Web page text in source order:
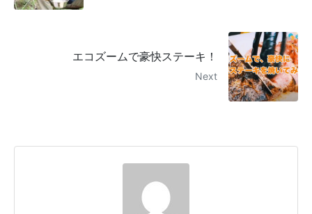
エコズームで豪快ステーキ！
Next